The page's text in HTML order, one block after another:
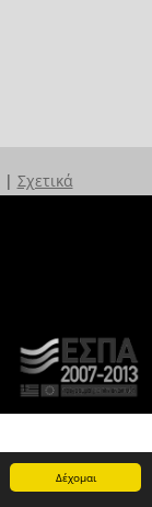
Δέχομαι
| Σχετικά